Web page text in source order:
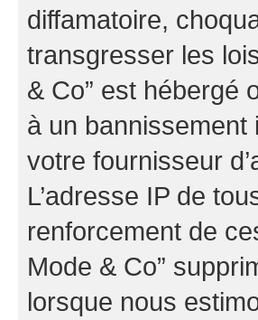
diffamatoire,
transgresser les
& Co” est hébergé
à un bannissement
votre fournisseur
L’adresse IP de
renforcement de
Mode & Co”
lorsque nous